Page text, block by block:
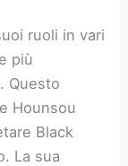
ruoli in vari
più
Questo
Hounsou
Black
La sua